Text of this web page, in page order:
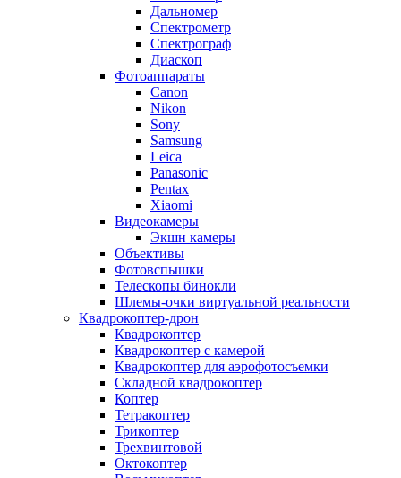
Дальномер
Спектрометр
Спектрограф
Диаскоп
Фотоаппараты
Canon
Nikon
Sony
Samsung
Leica
Panasonic
Pentax
Xiaomi
Видеокамеры
Экшн камеры
Объективы
Фотовспышки
Телескопы бинокли
Шлемы-очки виртуальной реальности
Квадрокоптер-дрон
Квадрокоптер
Квадрокоптер с камерой
Квадрокоптер для аэрофотосъемки
Складной квадрокоптер
Коптер
Тетракоптер
Трикоптер
Трехвинтовой
Октокоптер